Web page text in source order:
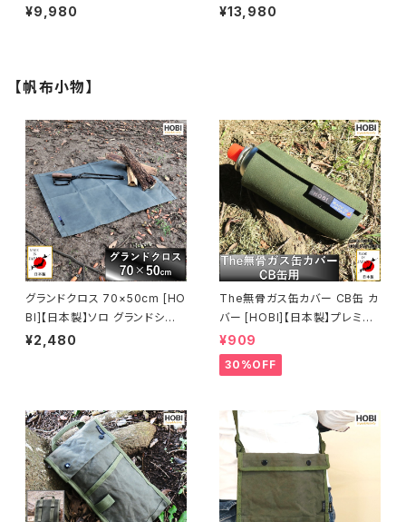
BI]【日本製】極軽上質帆布 グラ
ア レジャー マット 海 ビーチ お
¥9,980
BI]【日本製】極軽上質帆布 グラ
¥13,980
【帆布小物】
グランドクロス 70×50cm [HO
BI]【日本製】ソロ グランドシート
極軽上質帆布 撥水パラフィン加
ャー 車載マット 工作 工具 園芸
軍幕 ブラックオリーブ [MADE I
N JAPAN]
¥2,480
The無骨ガス缶カバー CB缶 カ
バー [HOBI]【日本製】プレミア
ム帆布ナロー [無骨でタフ] キャ
ンプ ホビ オリーブドラブ [MAD
E IN JAPAN]
¥909
30%OFF